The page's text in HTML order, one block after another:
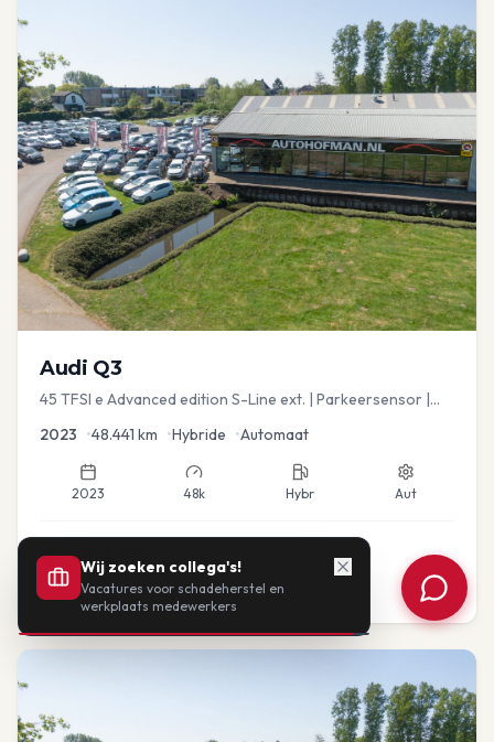
Audi Q3
45 TFSI e Advanced edition S-Line ext. | Parkeersensor |
2023 •48.441 km •Hybride •Automaat
2023 48k Hybr Aut
€33.435
of vanaf: €693/mnd BTW
Wij zoeken collega's!
Vacatures voor schadeherstel en
werkplaats medewerkers